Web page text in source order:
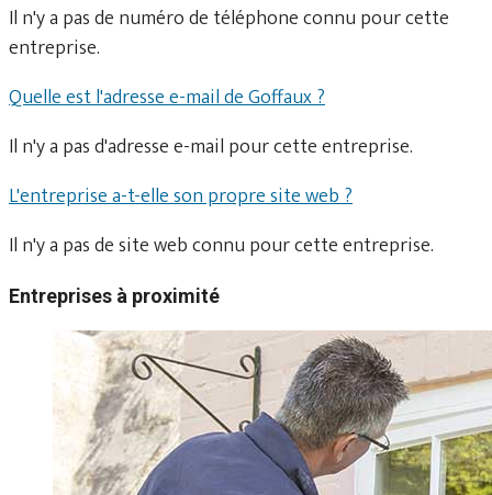
Il n'y a pas de numéro de téléphone connu pour cette
entreprise.
Quelle est l'adresse e-mail de Goffaux ?
Il n'y a pas d'adresse e-mail pour cette entreprise.
L'entreprise a-t-elle son propre site web ?
Il n'y a pas de site web connu pour cette entreprise.
Entreprises à proximité